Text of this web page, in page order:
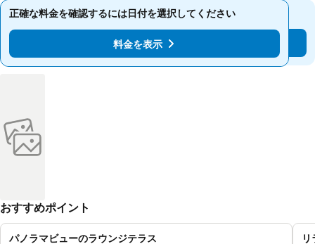
正確な料金を確認するには日付を選択してください
料金を表示
正確な料金を確認するには日付を選択してください
料金を表示
おすすめポイント
パノラマビューのラウンジテラス